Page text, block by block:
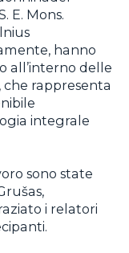
E. Mons.
hanno
all’interno delle
che rappresenta
integrale
sono state
i relatori